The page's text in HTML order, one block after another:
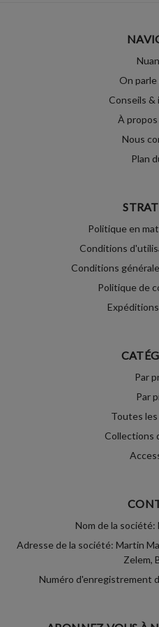
On
Conseils &
À
Nous
Plan
Politique en
Conditions
Conditions
Politique de
Par
Par
Toutes
Collections
Nom de la
Adresse de la société: Martin
Zelem,
Numéro d'enregistrement